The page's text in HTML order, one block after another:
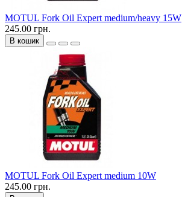
MOTUL Fork Oil Expert medium/heavy 15W
245.00 грн.
В кошик
MOTUL Fork Oil Expert medium 10W
245.00 грн.